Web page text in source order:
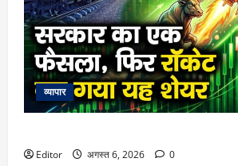
व्यापार
Editor अगस्त 6, 2026 0